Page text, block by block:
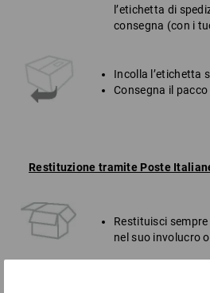
l’etichetta di
consegna (con i
Incolla l’etichetta
Consegna il
Restituzione tramite Poste
Restituisci
nel suo involucro
Inserisci nel